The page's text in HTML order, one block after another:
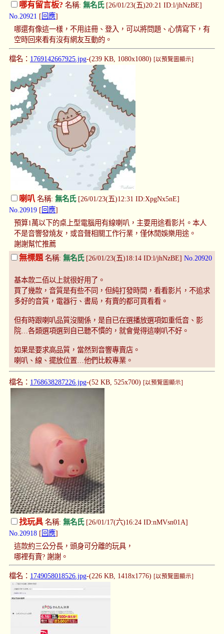
哪有留言板? 名稱: 無名氏[26/01/23(五)20:21 ID:l/jhNzBE]
No.20921 [ 回應]
哪還有像這一樣，不用註冊、登入，可以將問題、心情寫下，有
空時回來看有沒有網友互動的。
檔名： 1769142667925.jpg-(239 KB, 1080x1080) [以預覽圖顯示]
喇叭 名稱: 無名氏[26/01/23(五)12:31 ID:XpgNx5nE]
No.20919 [ 回應]
預算1萬以下的桌上型電腦用有線喇叭，主要用途看影片。本人
不是音響發燒友，或音聲相關工作行業，僅休閒娛樂用途。
謝謝幫忙推薦
無標題名稱: 無名氏[26/01/23(五)18:14 ID:l/jhNzBE] No.20920
基本款二佰以上就很好用了。
買了幾款，音質是有些不同，但純打發時間，看看影片，不追求
多好的音質，電器行、書局，有賣的都可買看看。
但有時跟喇叭品質沒關係，是自已在選播放選項如重低音、影
院…各類選項選到自已聽不慣的，就會覺得這喇叭不好。
如果是要求高品質，當然到音響專賣店。
喇叭、線、擺放位置…他們比較專業。
檔名： 1768638287226.jpg-(52 KB, 525x700) [以預覽圖顯示]
找玩具 名稱: 無名氏[26/01/17(六)16:24 ID:nMVsn01A]
No.20918 [ 回應]
這款約三公分長，頭身可分離的玩具，
哪裡有賣? 謝謝。
檔名： 1749058018526.jpg-(226 KB, 1418x1776) [以預覽圖顯示]